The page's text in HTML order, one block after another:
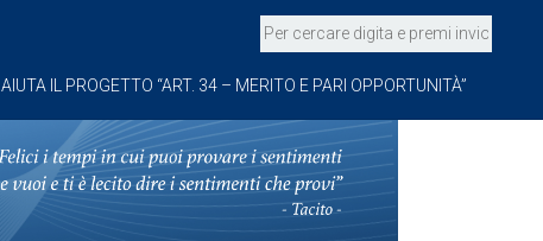
AIUTA IL PROGETTO “ART. 34 – MERITO E PARI OPPORTUNITÀ”